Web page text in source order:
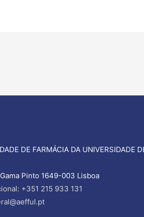
DE FARMÁCIA DA UNIVERSIDADE
Pinto 1649-003 Lisboa
+351 215 933 131